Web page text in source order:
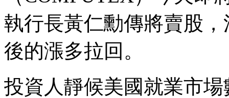
執行長黃仁勳傳將賣股
後的漲多拉回。
投資人靜候美國就業市